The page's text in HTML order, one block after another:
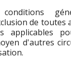
de toutes
applicables
d'autres